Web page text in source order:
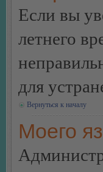
Если вы
летнего
для
Вернуться к началу
Моего